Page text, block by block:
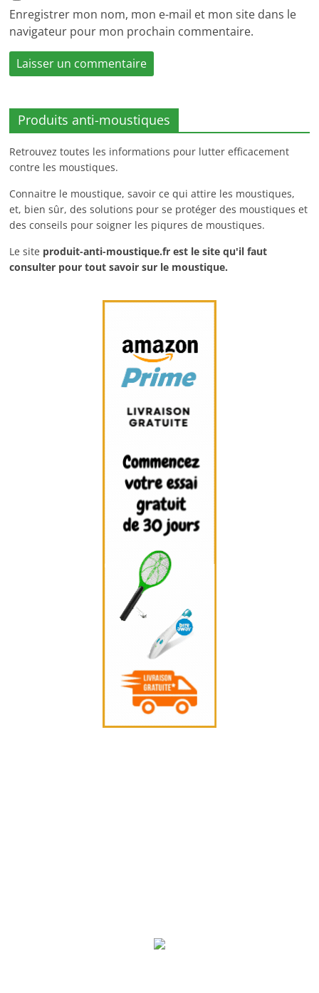
Enregistrer mon nom, mon e-mail et mon site dans le
navigateur pour mon prochain commentaire.
Produits anti-moustiques
Retrouvez toutes les informations pour lutter efficacement
contre les moustiques.
Connaitre le moustique, savoir ce qui attire les moustiques,
et, bien sûr, des solutions pour se protéger des moustiques et
des conseils pour soigner les piqures de moustiques.
Le site produit-anti-moustique.fr est le site qu'il faut
consulter pour tout savoir sur le moustique.